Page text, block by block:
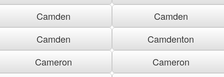
Camden
Camden
Camden
Camdenton
Cameron
Cameron